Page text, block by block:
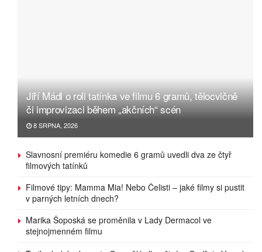
Jiří Mádl o roli tatínka ve filmu 6 gramů, tělocvičně
či improvizaci během „akčních“ scén
8 SRPNA, 2026
Slavnosní premiéru komedie 6 gramů uvedli dva ze čtyř
filmových tatínků
Filmové tipy: Mamma Mia! Nebo Čelisti – jaké filmy si pustit
v parných letních dnech?
Marika Šoposká se proměnila v Lady Dermacol ve
stejnojmenném filmu